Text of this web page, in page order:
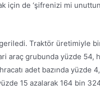
için de ‘şifrenizi mi
geriledi. Traktör üretimiyle
araç grubunda yüzde 54,
adet bazında yüzde
15 azalarak 164 bin